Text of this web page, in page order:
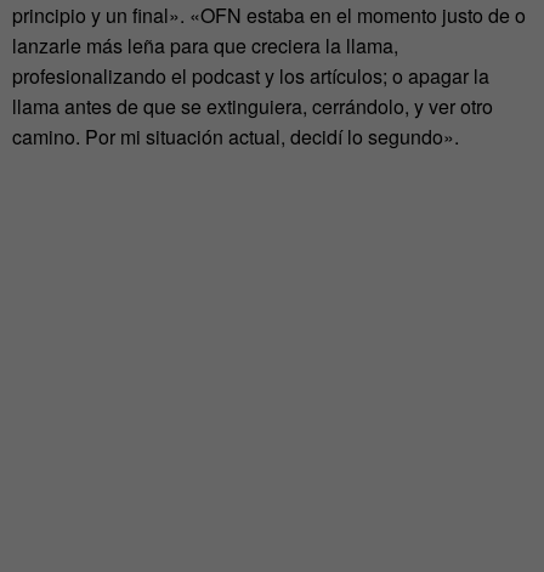
principio y un final». «OFN estaba en el momento justo de o
lanzarle más leña para que creciera la llama,
profesionalizando el podcast y los artículos; o apagar la
llama antes de que se extinguiera, cerrándolo, y ver otro
camino. Por mi situación actual, decidí lo segundo».